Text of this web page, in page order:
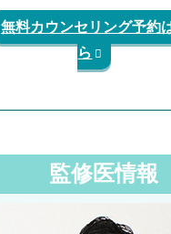
無料カウンセリング予約
ら
監修医情報